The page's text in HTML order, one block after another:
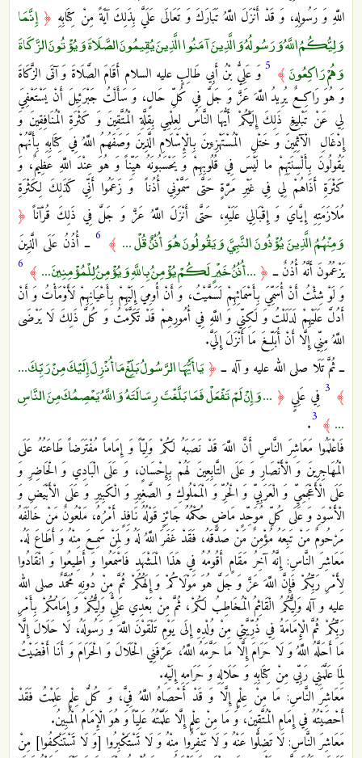
اللَّهِ وَ رَسُولِهِ، وَ قَدْ أَنْزَلَ اللَّهُ تَبَارَكَ وَ تَعَالَى عَلَيَّ بِذَلِكَ آيَةً مِنْ كِتَابِهِ ﴿ إِنَّمَا
وَلِيُّكُمُ اللَّهُ وَرَسُولُهُ وَالَّذِينَ آمَنُوا الَّذِينَ يُقِيمُونَ الصَّلَاةَ وَيُؤْتُونَ الزَّكَاةَ
وَهُمْ رَاكِعُونَ﴾ 5وَ عَلِيُّ بْنُ أَبِي طَالِبٍ عليه السلام أَقَامَ الصَّلَاةَ وَ آتَى الزَّكَاةَ
وَ هُوَ رَاكِعٌ يُرِيدُ اللَّهَ عَزَّ وَ جَلَّ فِي كُلِّ حَالٍ، وَ سَأَلْتُ جَبْرَئِيلَ أَنْ يَسْتَعْفِيَ
لِي عَنْ تَبْلِيغِ ذَلِكَ إِلَيْكُمْ أَيُّهَا النَّاسُ لِعِلْمِي بِقِلَّةِ الْمُتَّقِينَ وَ كَثْرَةِ الْمُنَافِقِينَ وَ
إِدْغَالِ‏ الْآثِمِينَ وَ خَتْلِ‏ الْمُسْتَهْزِءِينَ بِالْإِسْلَامِ الَّذِينَ وَصَفَهُمُ اللَّهُ فِي كِتَابِهِ بِأَنَّهُمْ‏
يَقُولُونَ بِأَلْسِنَتِهِمْ ما لَيْسَ فِي قُلُوبِهِمْ‏ وَ يَحْسَبُونَهُ‏ هَيِّناً وَ هُوَ عِنْدَ اللَّهِ عَظِيمٌ‏، وَ
كَثْرَةِ أَذَاهُمْ لِي فِي غَيْرِ مَرَّةٍ حَتَّى سَمَّوْنِي أُذُناً وَ زَعَمُوا أَنِّي كَذَلِكَ لِكَثْرَةِ
مُلَازَمَتِهِ إِيَّايَ وَ إِقْبَالِي عَلَيْهِ، حَتَّى أَنْزَلَ اللَّهُ عَزَّ وَ جَلَّ فِي ذَلِكَ قُرْآناً ﴿
وَمِنْهُمُ الَّذِينَ يُؤْذُونَ النَّبِيَّ وَيَقُولُونَ هُوَ أُذُنٌ قُلْ ... ﴾ 6 ــ أُذُنُ‏ عَلَى الَّذِينَ
يَزْعُمُونَ أَنَّهُ أُذُنٌ ــ ﴿ ... أُذُنُ خَيْرٍ لَكُمْ يُؤْمِنُ بِاللَّهِ وَيُؤْمِنُ لِلْمُؤْمِنِينَ ... ﴾ 6
وَ لَوْ شِئْتُ أَنْ أُسَمِّيَ بِأَسْمَائِهِمْ لَسَمَّيْتُ، وَ أَنْ أُومِيَ إِلَيْهِمْ بِأَعْيَانِهِمْ لَأَوْمَأْتُ وَ أَنْ
أَدُلَّ عَلَيْهِمْ لَدَلَلْتُ وَ لَكِنِّي وَ اللَّهِ فِي أُمُورِهِمْ قَدْ تَكَرَّمْتُ وَ كُلَّ ذَلِكَ لَا يَرْضَى
اللَّهُ مِنِّي إِلَّا أَنْ أُبَلِّغَ مَا أَنْزَلَ إِلَيَّ.
ــ ثُمَّ تَلَا صلى الله عليه و آله ــ ﴿يَا أَيُّهَا الرَّسُولُ بَلِّغْ مَا أُنْزِلَ إِلَيْكَ مِنْ رَبِّكَ ...
﴾ 3 فِي عَلِيٍ ﴿ ... وَإِنْ لَمْ تَفْعَلْ فَمَا بَلَّغْتَ رِسَالَتَهُ وَاللَّهُ يَعْصِمُكَ مِنَ النَّاسِ
... ﴾ 3
‏.
فَاعْلَمُوا مَعَاشِرَ النَّاسِ أَنَّ اللَّهَ قَدْ نَصَبَهُ لَكُمْ وَلِيّاً وَ إِمَاماً مُفْتَرَضاً طَاعَتُهُ عَلَى
الْمُهَاجِرِينَ وَ الْأَنْصَارِ وَ عَلَى التَّابِعِينَ لَهُمْ بِإِحْسَانٍ، وَ عَلَى الْبَادِي وَ الْحَاضِرِ وَ
عَلَى الْأَعْجَمِيِّ وَ الْعَرَبِيِّ وَ الْحُرِّ وَ الْمَمْلُوكِ وَ الصَّغِيرِ وَ الْكَبِيرِ وَ عَلَى الْأَبْيَضِ وَ
الْأَسْوَدِ وَ عَلَى كُلِّ مُوَحِّدٍ مَاضٍ حُكْمُهُ جَائِزٍ قَوْلُهُ نَافِذٍ أَمْرُهُ، مَلْعُونٌ مَنْ خَالَفَهُ
مَرْحُومٌ مَنْ تَبِعَهُ مُؤْمِنٌ مَنْ صَدَّقَهُ، فَقَدْ غَفَرَ اللَّهُ لَهُ وَ لِمَنْ سَمِعَ مِنْهُ وَ أَطَاعَ لَهُ.
مَعَاشِرَ النَّاسِ: إِنَّهُ آخِرُ مَقَامٍ أَقُومُهُ فِي هَذَا الْمَشْهَدِ فَاسْمَعُوا وَ أَطِيعُوا وَ انْقَادُوا
لِأَمْرِ رَبِّكُمْ فَإِنَّ اللَّهَ عَزَّ وَ جَلَّ هُوَ مَوْلَاكُمْ وَ إِلَهُكُمْ ثُمَّ مِنْ دُونِهِ مُحَمَّدٌ صلى الله
عليه و آله وَلِيُّكُمُ الْقَائِمُ الْمُخَاطِبُ لَكُمْ، ثُمَّ مِنْ بَعْدِي عَلِيٌّ وَلِيُّكُمْ وَ إِمَامُكُمْ بِأَمْرِ
رَبِّكُمْ ثُمَّ الْإِمَامَةُ فِي ذُرِّيَّتِي مِنْ وُلْدِهِ إِلَى يَوْمِ تَلْقَوْنَ اللَّهَ وَ رَسُولَهُ، لَا حَلَالَ إِلَّا
مَا أَحَلَّهُ اللَّهُ وَ لَا حَرَامَ إِلَّا مَا حَرَّمَهُ اللَّهُ، عَرَّفَنِي الْحَلَالَ وَ الْحَرَامَ وَ أَنَا أَفْضَيْتُ
لِمَا عَلَّمَنِي رَبِّي مِنْ كِتَابِهِ وَ حَلَالِهِ وَ حَرَامِهِ إِلَيْهِ.
مَعَاشِرَ النَّاسِ: مَا مِنْ عِلْمٍ إِلَّا وَ قَدْ أَحْصَاهُ اللَّهُ فِيَّ، وَ كُلُّ عِلْمٍ عَلِمْتُ فَقَدْ
أَحْصَيْتُهُ فِي إِمَامِ الْمُتَّقِينَ، وَ مَا مِنْ عِلْمٍ إِلَّا عَلَّمْتُهُ عَلِيّاً وَ هُوَ الْإِمَامُ الْمُبِينُ.
مَعَاشِرَ النَّاسِ: لَا تَضِلُّوا عَنْهُ وَ لَا تَنْفِرُوا مِنْهُ وَ لَا تَسْتَكْبِرُوا [وَ لَا تَسْتَنْكِفُوا] مِنْ